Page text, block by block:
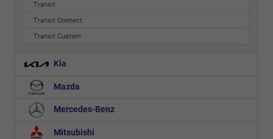
Transit
Transit Connect
Transit Custom
Kia
Mazda
Mercedes-Benz
Mitsubishi